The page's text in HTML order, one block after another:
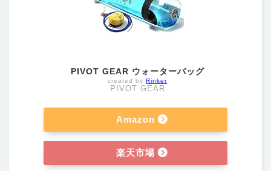
PIVOT GEAR ウォーターバッグ
created byRinker
PIVOT GEAR
Amazon
楽天市場